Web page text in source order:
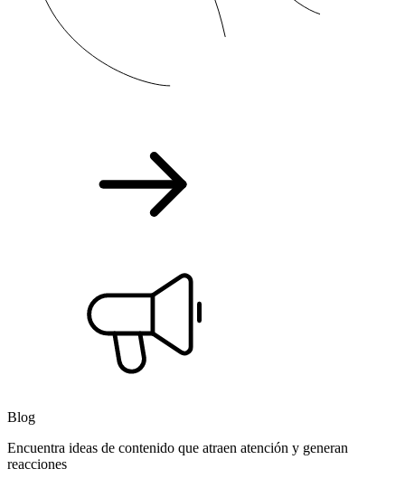
Blog
Encuentra ideas de contenido que atraen atención y generan
reacciones